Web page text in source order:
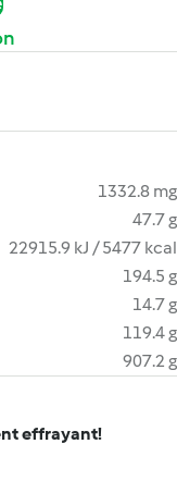
1332.8 mg
47.7 g
22915.9 kJ / 5477 kcal
194.5 g
14.7 g
119.4 g
907.2 g
effrayant!